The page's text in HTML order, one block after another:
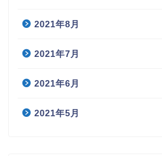
2021年8月
2021年7月
2021年6月
2021年5月